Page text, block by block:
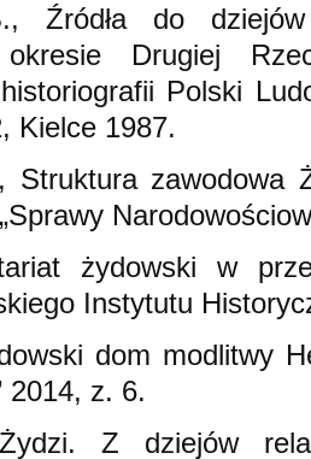
Źródła do dziejów
Drugiej
Polski
Kielce 1987.
Struktura
żydowski w
Instytutu
dom modlitwy
2014, z. 6.
Z dziejów